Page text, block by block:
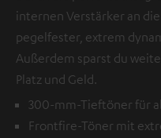
internen Verstärker an
pegelfester, extrem
Außerdem sparst du
Platz und Geld.
300-mm-Tieftöner für
Frontfire-Töner mit